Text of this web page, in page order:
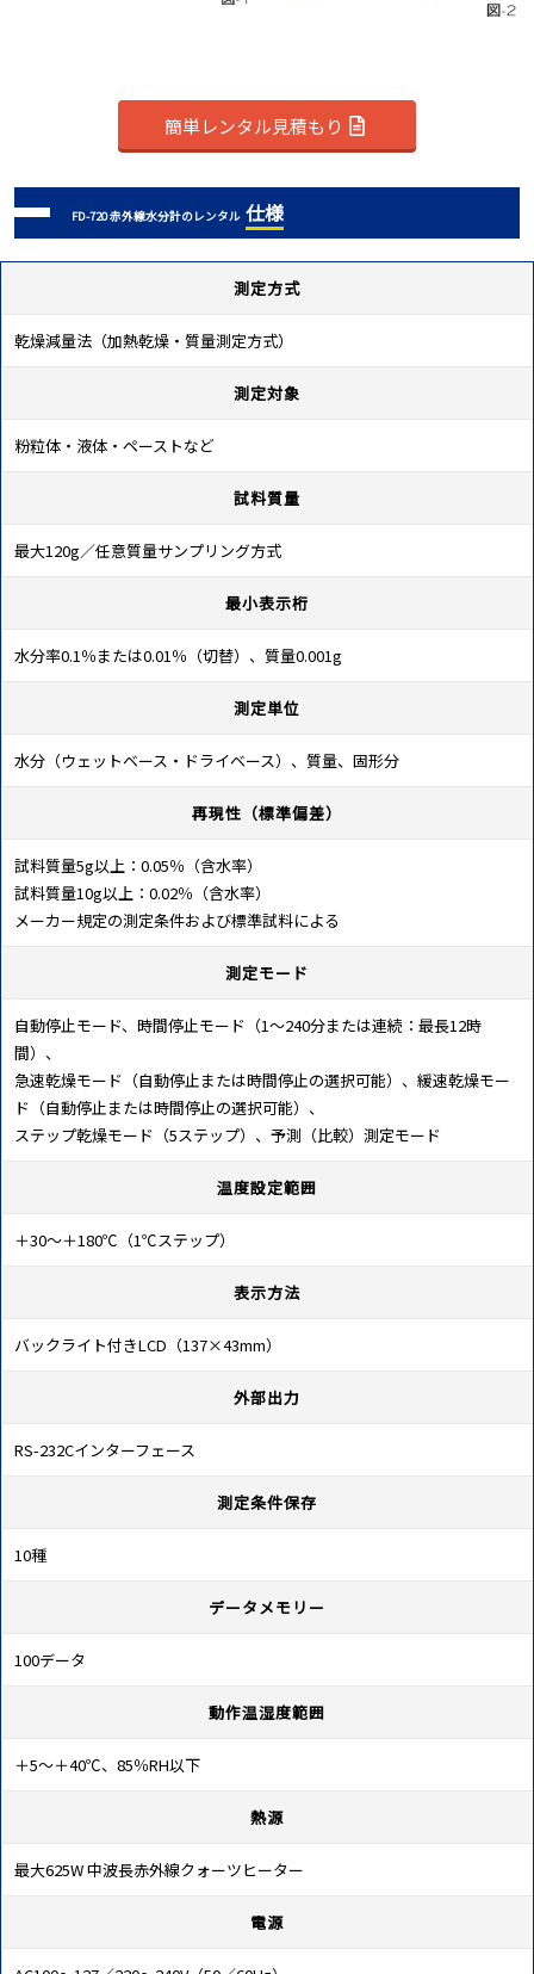
簡単レンタル見積もり
FD-720 赤外線水分計のレンタル 仕様
測定方式
乾燥減量法（加熱乾燥・質量測定方式）
測定対象
粉粒体・液体・ペーストなど
試料質量
最大120g／任意質量サンプリング方式
最小表示桁
水分率0.1％または0.01％（切替）、質量0.001g
測定単位
水分（ウェットベース・ドライベース）、質量、固形分
再現性（標準偏差）
試料質量5g以上：0.05％（含水率）
試料質量10g以上：0.02％（含水率）
メーカー規定の測定条件および標準試料による
測定モード
自動停止モード、時間停止モード（1～240分または連続：最長12時
間）、
急速乾燥モード（自動停止または時間停止の選択可能）、緩速乾燥モー
ド（自動停止または時間停止の選択可能）、
ステップ乾燥モード（5ステップ）、予測（比較）測定モード
温度設定範囲
＋30～＋180℃（1℃ステップ）
表示方法
バックライト付きLCD（137×43mm）
外部出力
RS-232Cインターフェース
測定条件保存
10種
データメモリー
100データ
動作温湿度範囲
＋5～＋40℃、85％RH以下
熱源
最大625W 中波長赤外線クォーツヒーター
電源